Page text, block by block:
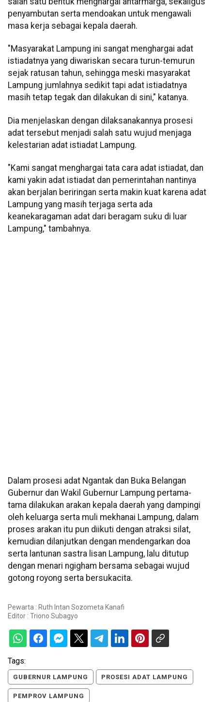
penyambutan serta mendoakan untuk mengawali
masa kerja sebagai kepala daerah.
"Masyarakat Lampung ini sangat menghargai adat
istiadatnya yang diwariskan secara turun-temurun
sejak ratusan tahun, sehingga meski masyarakat
Lampung jumlahnya sedikit tapi adat istiadatnya
masih tetap tegak dan dilakukan di sini," katanya.
Dia menjelaskan dengan dilaksanakannya prosesi
adat tersebut menjadi salah satu wujud menjaga
kelestarian adat istiadat Lampung.
"Kami sangat menghargai tata cara adat istiadat, dan
kami yakin adat istiadat dan pemerintahan nantinya
akan berjalan beriringan serta makin kuat karena adat
Lampung yang masih terjaga serta ada
keanekaragaman adat dari beragam suku di luar
Lampung," tambahnya.
Dalam prosesi adat Ngantak dan Buka Belangan
Gubernur dan Wakil Gubernur Lampung pertama-
tama dilakukan arakan kepala daerah yang dampingi
oleh keluarga serta muli mekhanai Lampung, dalam
proses arakan itu pun diikuti dengan atraksi silat,
kemudian dilanjutkan dengan mendengarkan doa
serta lantunan sastra lisan Lampung, lalu ditutup
dengan menari ngigham bersama sebagai wujud
gotong royong serta bersukacita.
Pewarta : Ruth Intan Sozometa Kanafi
Editor : Triono Subagyo
Tags:
GUBERNUR LAMPUNG PROSESI ADAT LAMPUNG
PEMPROV LAMPUNG